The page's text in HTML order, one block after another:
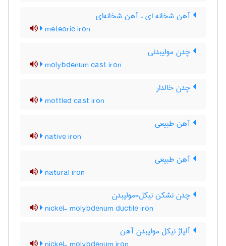
آهن شخانه ای ، آهن شخانه‌ای
meteoric iron
چدن مولیبدنی
molybdenum cast iron
چدن خالدار
mottled cast iron
آهن طبیعی
native iron
آهن طبیعی
natural iron
چدن نشکن نیکل-مولیبدن
nickel- molybdenum ductile iron
آلیاژ نیکل مولیبدن آهن